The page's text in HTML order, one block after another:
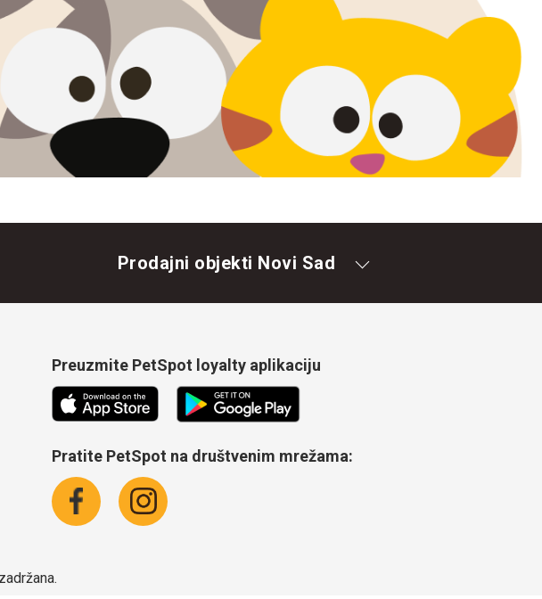
Prodajni objekti Novi Sad
Preuzmite PetSpot loyalty aplikaciju
Pratite PetSpot na društvenim mrežama:
zadržana.